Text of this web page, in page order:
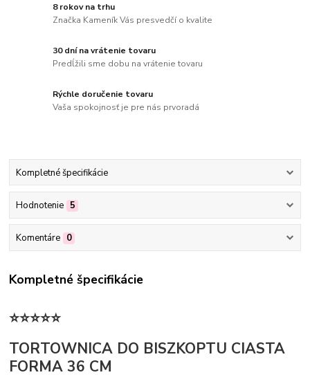
8 rokov na trhu
Značka Kameník Vás presvedčí o kvalite
30 dní na vrátenie tovaru
Predĺžili sme dobu na vrátenie tovaru
Rýchle doručenie tovaru
Vaša spokojnosť je pre nás prvoradá
Kompletné špecifikácie
Hodnotenie 5
Komentáre 0
Kompletné špecifikácie
⭐⭐⭐⭐⭐
TORTOWNICA DO BISZKOPTU CIASTA
FORMA 36 CM